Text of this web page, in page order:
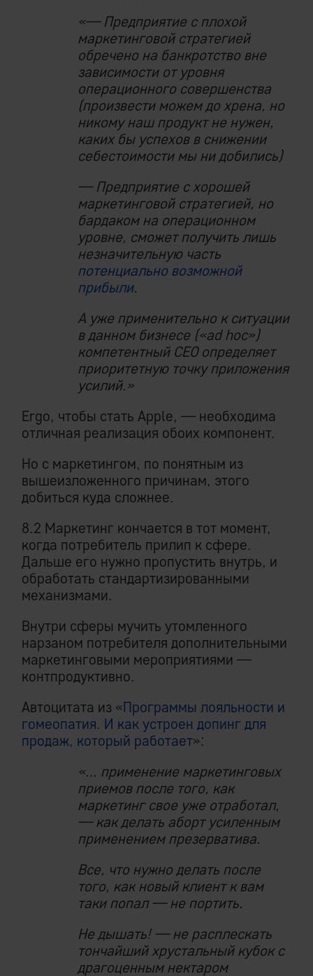
«— Предприятие с плохой
маркетинговой стратегией
обречено на банкротство вне
зависимости от уровня
операционного совершенства
(произвести можем до хрена, но
никому наш продукт не нужен,
каких бы успехов в снижении
себестоимости мы ни добились)
— Предприятие с хорошей
маркетинговой стратегией, но
бардаком на операционном
уровне, сможет получить лишь
незначительную часть
потенциально возможной
прибыли.
А уже применительно к ситуации
в данном бизнесе («ad hoc»)
компетентный СЕО определяет
приоритетную точку приложения
усилий.»
Ergo, чтобы стать Apple, — необходима
отличная реализация обоих компонент.
Но с маркетингом, по понятным из
вышеизложенного причинам, этого
добиться куда сложнее.
8.2 Маркетинг кончается в тот момент,
когда потребитель прилип к сфере.
Дальше его нужно пропустить внутрь, и
обработать стандартизированными
механизмами.
Внутри сферы мучить утомленного
нарзаном потребителя дополнительными
маркетинговыми мероприятиями —
контпродуктивно.
Автоцитата из «Программы лояльности и
гомеопатия. И как устроен допинг для
продаж, который работает»:
«… применение маркетинговых
приемов после того, как
маркетинг свое уже отработал,
— как делать аборт усиленным
применением презерватива.
Все, что нужно делать после
того, как новый клиент к вам
таки попал — не портить.
Не дышать! — не расплескать
тончайший хрустальный кубок с
драгоценным нектаром